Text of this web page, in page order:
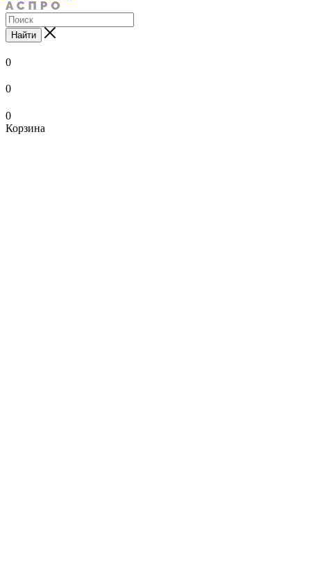
Найти
0
0
0
Корзина